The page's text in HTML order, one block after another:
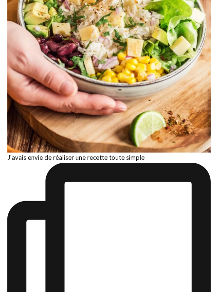
J'avais envie de réaliser une recette toute simple